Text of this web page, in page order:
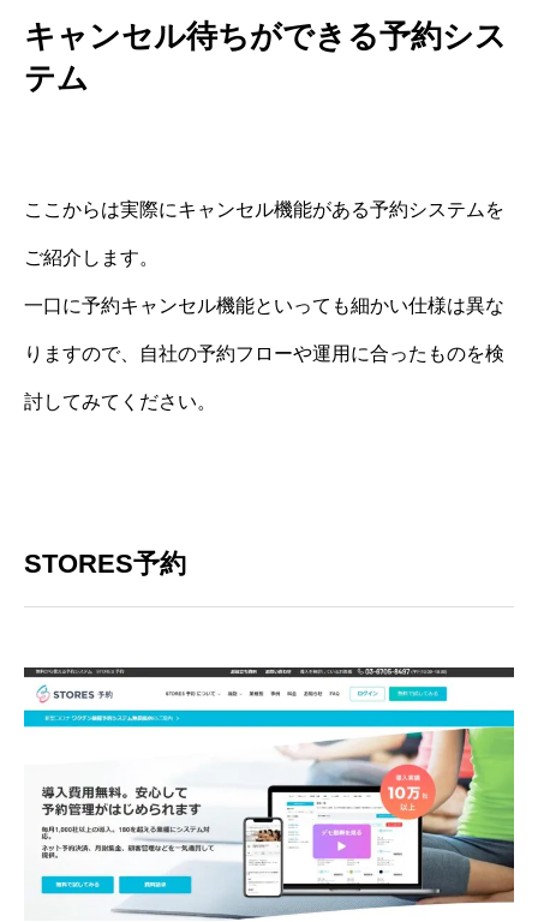
キャンセル待ちができる予約シス
テム
ここからは実際にキャンセル機能がある予約システムを
ご紹介します。
一口に予約キャンセル機能といっても細かい仕様は異な
りますので、自社の予約フローや運用に合ったものを検
討してみてください。
STORES予約